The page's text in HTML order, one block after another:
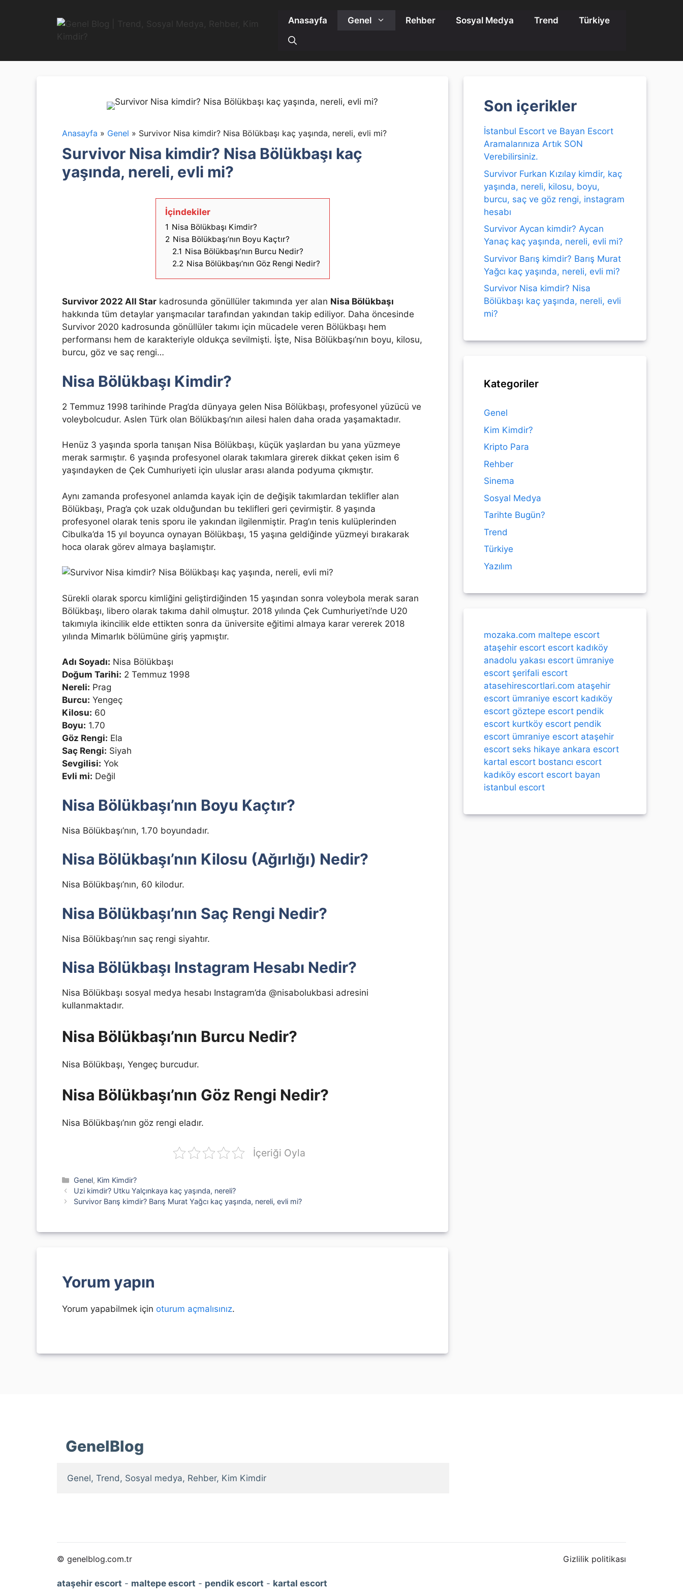
Anasayfa Genel Rehber Sosyal Medya Trend Türkiye
Anasayfa » Genel » Survivor Nisa kimdir? Nisa Bölükbaşı kaç yaşında, nereli, evli mi?
Survivor Nisa kimdir? Nisa Bölükbaşı kaç
yaşında, nereli, evli mi?
İçindekiler
1 Nisa Bölükbaşı Kimdir?
2 Nisa Bölükbaşı’nın Boyu Kaçtır?
2.1 Nisa Bölükbaşı’nın Burcu Nedir?
2.2 Nisa Bölükbaşı’nın Göz Rengi Nedir?
Survivor 2022 All Star kadrosunda gönüllüler takımında yer alan Nisa Bölükbaşı
hakkında tüm detaylar yarışmacılar tarafından yakından takip ediliyor. Daha öncesinde
Survivor 2020 kadrosunda gönüllüler takımı için mücadele veren Bölükbaşı hem
performansı hem de karakteriyle oldukça sevilmişti. İşte, Nisa Bölükbaşı’nın boyu, kilosu,
burcu, göz ve saç rengi…
Nisa Bölükbaşı Kimdir?
2 Temmuz 1998 tarihinde Prag’da dünyaya gelen Nisa Bölükbaşı, profesyonel yüzücü ve
voleybolcudur. Aslen Türk olan Bölükbaşı’nın ailesi halen daha orada yaşamaktadır.
Henüz 3 yaşında sporla tanışan Nisa Bölükbaşı, küçük yaşlardan bu yana yüzmeye
merak sarmıştır. 6 yaşında profesyonel olarak takımlara girerek dikkat çeken isim 6
yaşındayken de Çek Cumhuriyeti için uluslar arası alanda podyuma çıkmıştır.
Aynı zamanda profesyonel anlamda kayak için de değişik takımlardan teklifler alan
Bölükbaşı, Prag’a çok uzak olduğundan bu teklifleri geri çevirmiştir. 8 yaşında
profesyonel olarak tenis sporu ile yakından ilgilenmiştir. Prag’ın tenis kulüplerinden
Cibulka’da 15 yıl boyunca oynayan Bölükbaşı, 15 yaşına geldiğinde yüzmeyi bırakarak
hoca olarak görev almaya başlamıştır.
Sürekli olarak sporcu kimliğini geliştirdiğinden 15 yaşından sonra voleybola merak saran
Bölükbaşı, libero olarak takıma dahil olmuştur. 2018 yılında Çek Cumhuriyeti’nde U20
takımıyla ikincilik elde ettikten sonra da üniversite eğitimi almaya karar vererek 2018
yılında Mimarlık bölümüne giriş yapmıştır.
Adı Soyadı: Nisa Bölükbaşı
Doğum Tarihi: 2 Temmuz 1998
Nereli: Prag
Burcu: Yengeç
Kilosu: 60
Boyu: 1.70
Göz Rengi: Ela
Saç Rengi: Siyah
Sevgilisi: Yok
Evli mi: Değil
Nisa Bölükbaşı’nın Boyu Kaçtır?
Nisa Bölükbaşı’nın, 1.70 boyundadır.
Nisa Bölükbaşı’nın Kilosu (Ağırlığı) Nedir?
Nisa Bölükbaşı’nın, 60 kilodur.
Nisa Bölükbaşı’nın Saç Rengi Nedir?
Nisa Bölükbaşı’nın saç rengi siyahtır.
Nisa Bölükbaşı Instagram Hesabı Nedir?
Nisa Bölükbaşı sosyal medya hesabı Instagram’da @nisabolukbasi adresini
kullanmaktadır.
Nisa Bölükbaşı’nın Burcu Nedir?
Nisa Bölükbaşı, Yengeç burcudur.
Nisa Bölükbaşı’nın Göz Rengi Nedir?
Nisa Bölükbaşı’nın göz rengi eladır.
İçeriği Oyla
Kategoriler
Genel, Kim Kimdir?
Uzi kimdir? Utku Yalçınkaya kaç yaşında, nereli?
Survivor Barış kimdir? Barış Murat Yağcı kaç yaşında, nereli, evli mi?
Yorum yapın
Yorum yapabilmek için oturum açmalısınız.
Son içerikler
İstanbul Escort ve Bayan Escort
Aramalarınıza Artık SON
Verebilirsiniz.
Survivor Furkan Kızılay kimdir, kaç
yaşında, nereli, kilosu, boyu,
burcu, saç ve göz rengi, instagram
hesabı
Survivor Aycan kimdir? Aycan
Yanaç kaç yaşında, nereli, evli mi?
Survivor Barış kimdir? Barış Murat
Yağcı kaç yaşında, nereli, evli mi?
Survivor Nisa kimdir? Nisa
Bölükbaşı kaç yaşında, nereli, evli
mi?
Kategoriler
Genel
Kim Kimdir?
Kripto Para
Rehber
Sinema
Sosyal Medya
Tarihte Bugün?
Trend
Türkiye
Yazılım
mozaka.com maltepe escort
ataşehir escort escort kadıköy
anadolu yakası escort ümraniye
escort şerifali escort
atasehirescortlari.com ataşehir
escort ümraniye escort kadıköy
escort göztepe escort pendik
escort kurtköy escort pendik
escort ümraniye escort ataşehir
escort seks hikaye ankara escort
kartal escort bostancı escort
kadıköy escort escort bayan
istanbul escort
GenelBlog
Genel, Trend, Sosyal medya, Rehber, Kim Kimdir
© genelblog.com.tr
ataşehir escort - maltepe escort - pendik escort - kartal escort
Gizlilik politikası